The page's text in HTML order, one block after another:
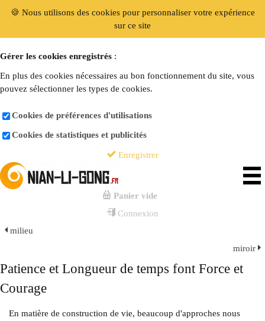
🍪 Nous utilisons des cookies pour personnaliser votre expérience
sur ce site
Gérer les cookies enregistrés :
En plus des cookies nécessaires au bon fonctionnement du site, vous
pouvez sélectionner les types de cookies.
Cookies de préférences d'utilisations
Cookies de statistiques et publicités
Enregistrer
Panier vide
Connexion
milieu
miroir
Patience et Longueur de temps font Force et
Courage
En matière de construction de vie, beaucoup d'approches nous